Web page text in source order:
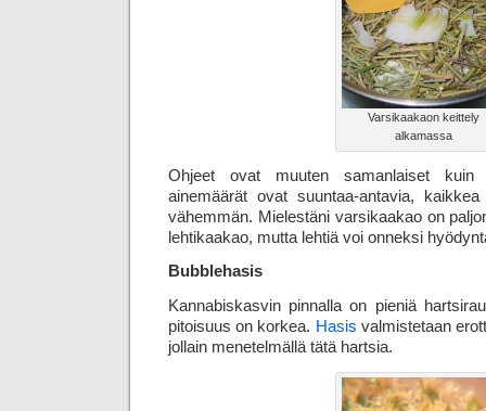
Varsikaakaon keittely
alkamassa
Ohjeet ovat muuten samanlaiset kuin
ainemäärät ovat suuntaa-antavia,
vähemmän. Mielestäni varsikaakao on
lehtikaakao, mutta lehtiä voi onneksi
Bubblehasis
Kannabiskasvin pinnalla on pieniä
pitoisuus on korkea. Hasis valmistetaan
jollain menetelmällä tätä hartsia.